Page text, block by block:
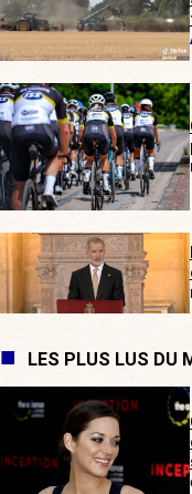
LES PLUS LUS DU